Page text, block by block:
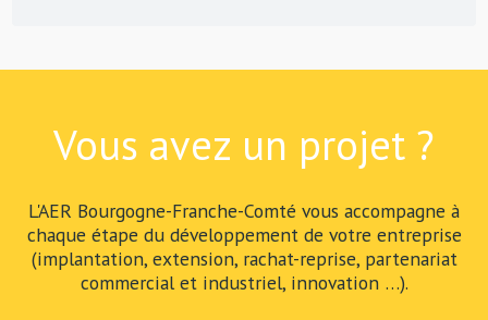
Vous avez un projet ?
L'AER Bourgogne-Franche-Comté vous accompagne à
chaque étape du développement de votre entreprise
(implantation, extension, rachat-reprise, partenariat
commercial et industriel, innovation …).